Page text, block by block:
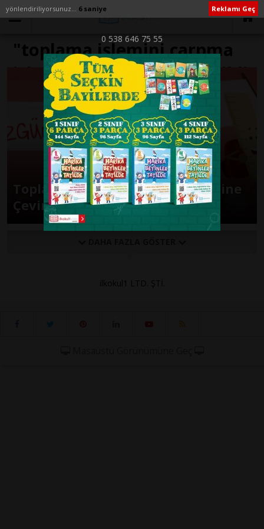
yönlendiriliyorsunuz... 6 saniye Reklamı Geç
0 538 646 75 55
"toplama işlemini çarpma
işlemine çevirme" ile İlişikli
yazılar
Toplama İşlemini Çarpma İşlemine
Çevirme